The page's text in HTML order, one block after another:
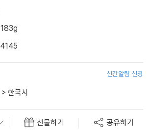
183g
신간알림 신청
> 한국시
선물하기 공유하기